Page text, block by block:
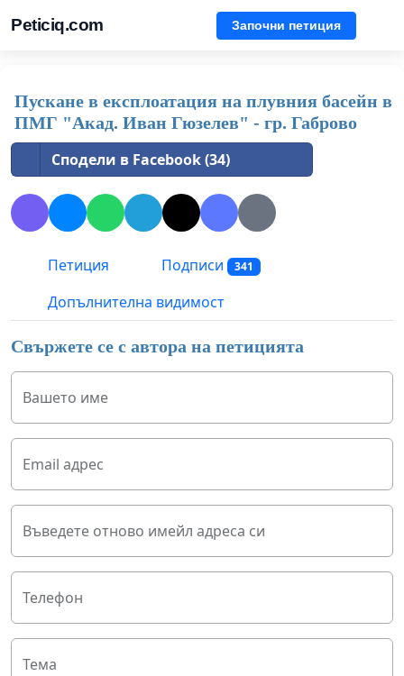
Peticiq.com Започни петиция
Пускане в експлоатация на плувния басейн в
ПМГ "Акад. Иван Гюзелев" - гр. Габрово
Сподели в Facebook (34)
Петиция Подписи 341
Допълнителна видимост
Свържете се с автора на петицията
Вашето име
Email адрес
Въведете отново имейл адреса си
Телефон
Тема